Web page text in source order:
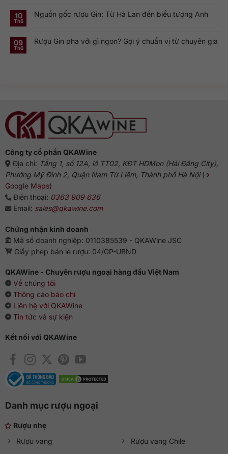
hồn
của
là
Gin
luận
ở
Lan:
Genever
10
Th6
Nguồn gốc rượu Gin: Từ Hà Lan đến biểu tượng Anh
luận
ở
09
Th6
Rượu Gin pha với gì ngon? Gợi ý chuẩn vị từ chuyên gia
Gợi
ý
chuẩn
vị
từ
chuyên
Công ty cổ phần QKAWine
Địa chỉ: Tầng 1, số 12A, lô TT02, KĐT HDMon (Hải Đăng City),
Phường Mỹ Đình 2, Quận Nam Từ Liêm, Thành phố Hà Nội(
Google Maps)
Điện thoại: 0363 909 636
Email: sales@qkawine.com
Chứng nhận kinh doanh
Mã số doanh nghiệp: 0110385539 - QKAWine JSC
Giấy phép bán lẻ rượu: 04/GP-UBND
QKAWine - Chuyên rượu ngoại hàng đầu Việt Nam
Về chúng tôi
Thông cáo báo chí
Liên hệ với QKAWine
Tin tức và sự kiện
Kết nối với QKAWine
Danh mục rượu ngoại
Rượu nhẹ
Rượu vang
Rượu vang Chile